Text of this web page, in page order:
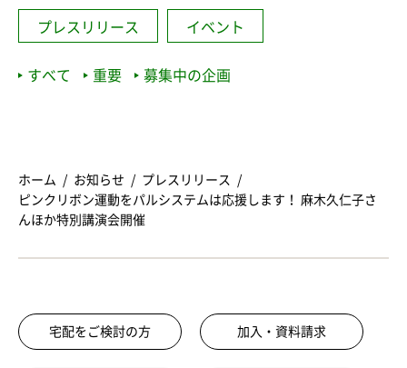
プレスリリース イベント
すべて 重要 募集中の企画
ホーム お知らせ
プレスリリース
ピンクリボン運動をパルシステムは応援します！ 麻木久仁子さ
んほか特別講演会開催
宅配をご検討の方 加入・資料請求